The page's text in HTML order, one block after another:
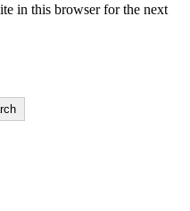
in this browser for the next